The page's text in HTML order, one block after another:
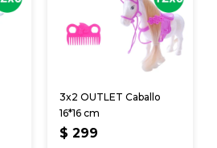
3x2 OUTLET Caballo
16*16 cm
$ 299